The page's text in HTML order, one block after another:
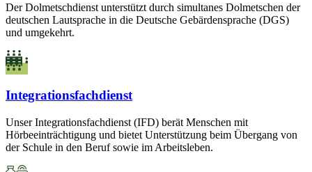
Der Dolmetschdienst unterstützt durch simultanes Dolmetschen der
deutschen Lautsprache in die Deutsche Gebärdensprache (DGS)
und umgekehrt.
Integrationsfachdienst
Unser Integrationsfachdienst (IFD) berät Menschen mit
Hörbeeinträchtigung und bietet Unterstützung beim Übergang von
der Schule in den Beruf sowie im Arbeitsleben.